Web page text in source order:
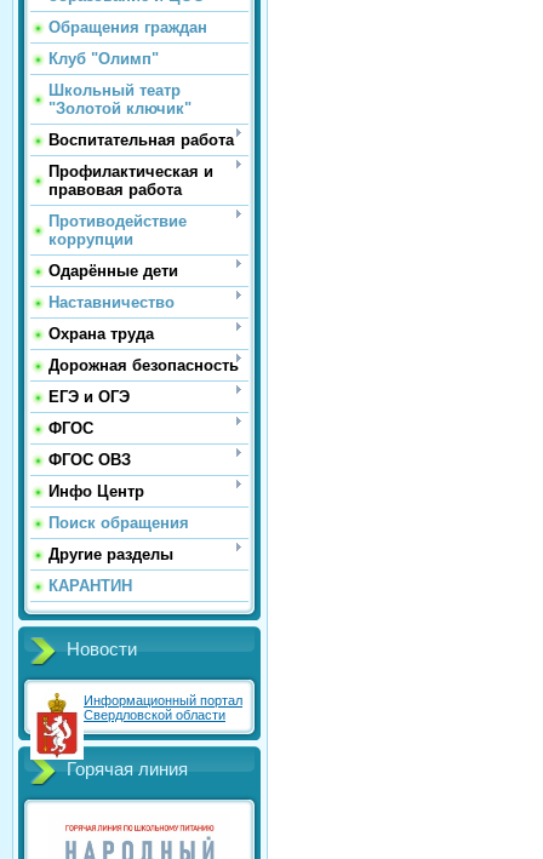
Обращения граждан
Клуб "Олимп"
Школьный театр
"Золотой ключик"
Воспитательная работа
Профилактическая и
правовая работа
Противодействие
коррупции
Одарённые дети
Наставничество
Охрана труда
Дорожная безопасность
ЕГЭ и ОГЭ
ФГОС
ФГОС ОВЗ
Инфо Центр
Поиск обращения
Другие разделы
КАРАНТИН
Новости
Информационный портал
Свердловской области
Горячая линия